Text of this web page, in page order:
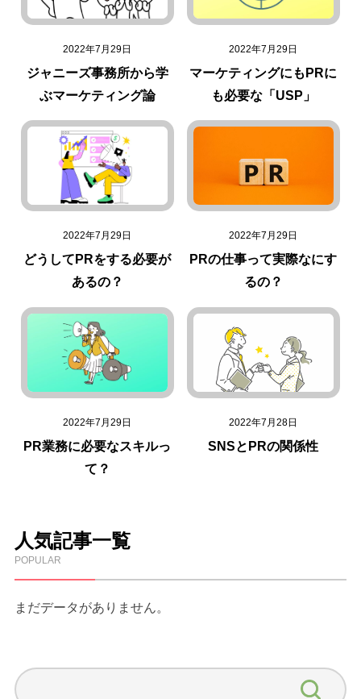
2022年7月29日
ジャニーズ事務所から学
ぶマーケティング論
2022年7月29日
マーケティングにもPRに
も必要な「USP」
2022年7月29日
どうしてPRをする必要が
あるの？
2022年7月29日
PRの仕事って実際なにす
るの？
2022年7月29日
PR業務に必要なスキルっ
て？
2022年7月28日
SNSとPRの関係性
人気記事一覧
POPULAR
まだデータがありません。